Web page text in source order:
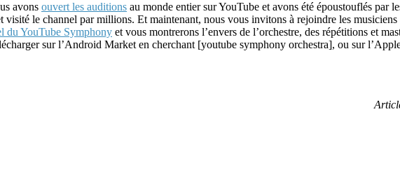
avons ouvert les auditions au monde entier sur YouTube et avons été époustouflés par
le channel par millions. Et maintenant, nous vous invitons à rejoindre les
du YouTube Symphony et vous montrerons l’envers de l’orchestre, des répétitions et
sur l’Android Market en cherchant [youtube symphony orchestra], ou sur